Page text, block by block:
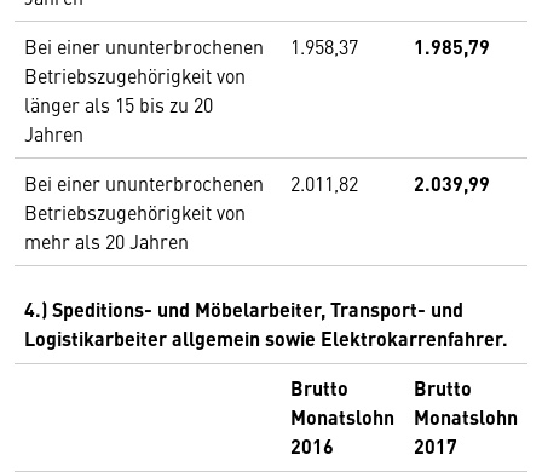
Bei einer ununterbrochenen
Betriebszugehörigkeit von
länger als 15 bis zu 20
Jahren
1.958,37 1.985,79
Bei einer ununterbrochenen
Betriebszugehörigkeit von
mehr als 20 Jahren
2.011,82 2.039,99
4.) Speditions- und Möbelarbeiter, Transport- und
Logistikarbeiter allgemein sowie Elektrokarrenfahrer.
Brutto
Monatslohn
2016
Brutto
Monatslohn
2017